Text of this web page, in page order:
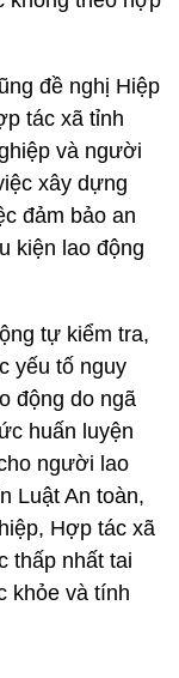
đề nghị Hiệp
tác xã tỉnh
và người
xây dựng
đảm bảo an
kiện lao động
tự kiểm tra,
yếu tố nguy
động do ngã
huấn luyện
người lao
Luật An toàn,
Hợp tác xã
thấp nhất tai
khỏe và tính